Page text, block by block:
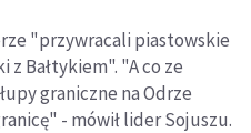
"przywracali piastowskie
Bałtykiem". "A co ze
graniczne na Odrze
- mówił lider Sojuszu.